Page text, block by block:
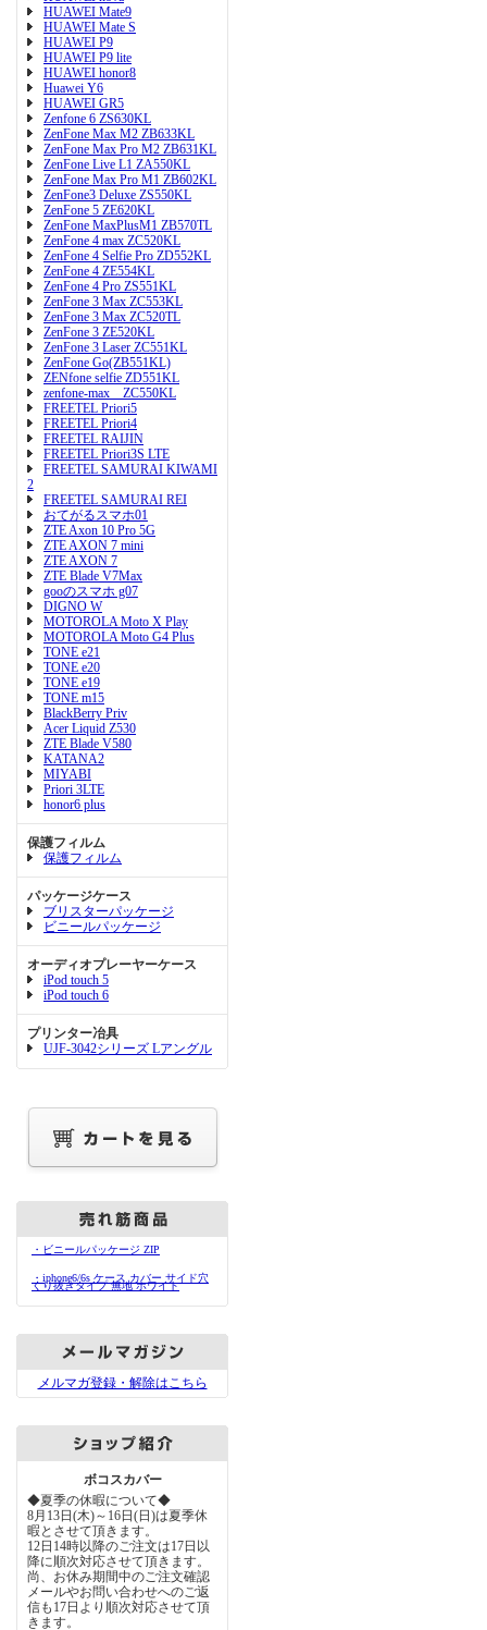
HUAWEI Mate9
HUAWEI Mate S
HUAWEI P9
HUAWEI P9 lite
HUAWEI honor8
Huawei Y6
HUAWEI GR5
Zenfone 6 ZS630KL
ZenFone Max M2 ZB633KL
ZenFone Max Pro M2 ZB631KL
ZenFone Live L1 ZA550KL
ZenFone Max Pro M1 ZB602KL
ZenFone3 Deluxe ZS550KL
ZenFone 5 ZE620KL
ZenFone MaxPlusM1 ZB570TL
ZenFone 4 max ZC520KL
ZenFone 4 Selfie Pro ZD552KL
ZenFone 4 ZE554KL
ZenFone 4 Pro ZS551KL
ZenFone 3 Max ZC553KL
ZenFone 3 Max ZC520TL
ZenFone 3 ZE520KL
ZenFone 3 Laser ZC551KL
ZenFone Go(ZB551KL)
ZENfone selfie ZD551KL
zenfone-max ZC550KL
FREETEL Priori5
FREETEL Priori4
FREETEL RAIJIN
FREETEL Priori3S LTE
FREETEL SAMURAI KIWAMI
2
FREETEL SAMURAI REI
おてがるスマホ01
ZTE Axon 10 Pro 5G
ZTE AXON 7 mini
ZTE AXON 7
ZTE Blade V7Max
gooのスマホ g07
DIGNO W
MOTOROLA Moto X Play
MOTOROLA Moto G4 Plus
TONE e21
TONE e20
TONE e19
TONE m15
BlackBerry Priv
Acer Liquid Z530
ZTE Blade V580
KATANA2
MIYABI
Priori 3LTE
honor6 plus
保護フィルム
保護フィルム
パッケージケース
ブリスターパッケージ
ビニールパッケージ
オーディオプレーヤーケース
iPod touch 5
iPod touch 6
プリンター冶具
UJF-3042シリーズ Lアングル
・ビニールパッケージ ZIP
・iphone6/6s ケース カバー サイド穴
くり抜きタイプ 無地 ホワイト
メルマガ登録・解除はこちら
ボコスカバー
◆夏季の休暇について◆
8月13日(木)～16日(日)は夏季休
暇とさせて頂きます。
12日14時以降のご注文は17日以
降に順次対応させて頂きます。
尚、お休み期間中のご注文確認
メールやお問い合わせへのご返
信も17日より順次対応させて頂
きます。